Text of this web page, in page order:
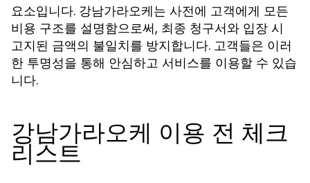
요소입니다. 강남가라오케는 사전에 고객에게 모든
비용 구조를 설명함으로써, 최종 청구서와 입장 시
고지된 금액의 불일치를 방지합니다. 고객들은 이러
한 투명성을 통해 안심하고 서비스를 이용할 수 있습
니다.
강남가라오케 이용 전 체크
리스트